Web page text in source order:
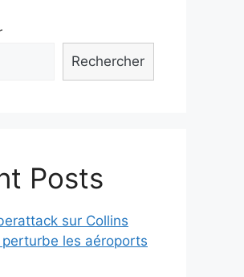
Rechercher
Posts
sur Collins
les aéroports